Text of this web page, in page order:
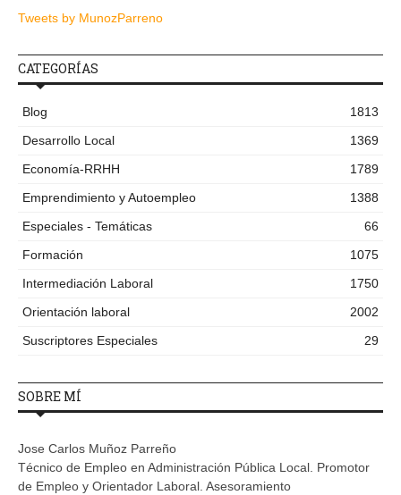
Tweets by MunozParreno
CATEGORÍAS
Blog
1813
Desarrollo Local
1369
Economía-RRHH
1789
Emprendimiento y Autoempleo
1388
Especiales - Temáticas
66
Formación
1075
Intermediación Laboral
1750
Orientación laboral
2002
Suscriptores Especiales
29
SOBRE MÍ
Jose Carlos Muñoz Parreño
Técnico de Empleo en Administración Pública Local. Promotor
de Empleo y Orientador Laboral. Asesoramiento